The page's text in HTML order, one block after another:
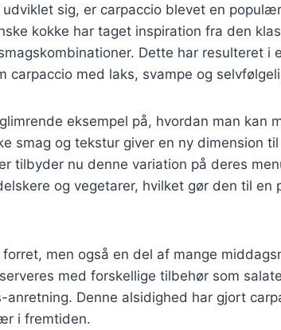
sig, er carpaccio blevet en
kokke har taget inspiration fra den
Dette har resulteret i
carpaccio med laks, svampe og
eksempel på, hvordan man kan
smag og tekstur giver en ny dimension
tilbyder nu denne variation på deres
og vegetarer, hvilket gør den til en
men også en del af mange
med forskellige tilbehør som
Denne alsidighed har gjort
i fremtiden.